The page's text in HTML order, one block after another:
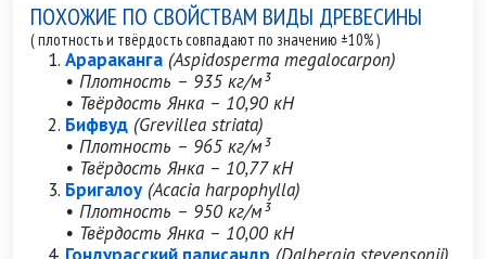
ПОХОЖИЕ ПО СВОЙСТВАМ ВИДЫ ДРЕВЕСИНЫ
( плотность и твёрдость совпадают по значению ±10% )
Арараканга (Aspidosperma megalocarpon)
• Плотность – 935 кг/м³
• Твёрдость Янка – 10,90 кН
Бифвуд (Grevillea striata)
• Плотность – 965 кг/м³
• Твёрдость Янка – 10,77 кН
Бригалоу (Acacia harpophylla)
• Плотность – 950 кг/м³
• Твёрдость Янка – 10,00 кН